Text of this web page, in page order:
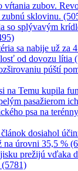
vŕtania zubov.
sklovinu.
so splývavým
sa nabije už za
od dovozu lítia
púští
na Temu kupila
pasažierom
psa na
dosiahol
na úrovni 35,5 %
prežijú vďaka
(5781)